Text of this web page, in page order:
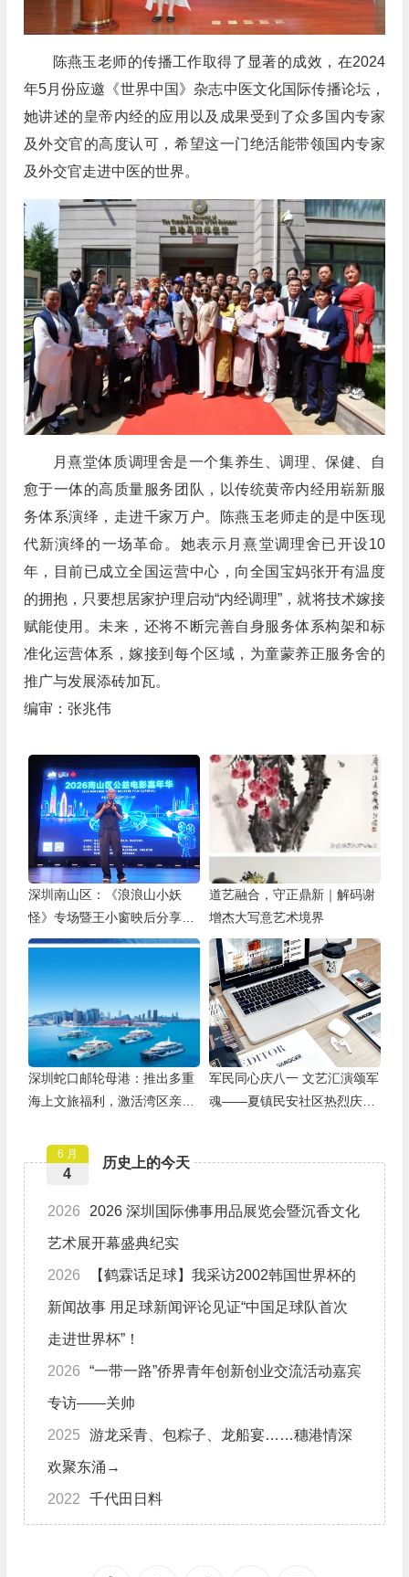
陈燕玉老师的传播工作取得了显著的成效，在2024
年5月份应邀《世界中国》杂志中医文化国际传播论坛，
她讲述的皇帝内经的应用以及成果受到了众多国内专家
及外交官的高度认可，希望这一门绝活能带领国内专家
及外交官走进中医的世界。
月熹堂体质调理舍是一个集养生、调理、保健、自
愈于一体的高质量服务团队，以传统黄帝内经用崭新服
务体系演绎，走进千家万户。陈燕玉老师走的是中医现
代新演绎的一场革命。她表示月熹堂调理舍已开设10
年，目前已成立全国运营中心，向全国宝妈张开有温度
的拥抱，只要想居家护理启动“内经调理”，就将技术嫁接
赋能使用。未来，还将不断完善自身服务体系构架和标
准化运营体系，嫁接到每个区域，为童蒙养正服务舍的
推广与发展添砖加瓦。
编审：张兆伟
深圳南山区：《浪浪山小妖
怪》专场暨王小窗映后分享会
举办
道艺融合，守正鼎新｜解码谢
增杰大写意艺术境界
深圳蛇口邮轮母港：推出多重
海上文旅福利，激活湾区亲子
军民同心庆八一 文艺汇演颂军
魂——夏镇民安社区热烈庆祝
历史上的今天
6 月
4
2026 2026 深圳国际佛事用品展览会暨沉香文化
艺术展开幕盛典纪实
2026 【鹤霖话足球】我采访2002韩国世界杯的
新闻故事 用足球新闻评论见证“中国足球队首次
走进世界杯”！
2026 “一带一路”侨界青年创新创业交流活动嘉宾
专访——关帅
2025 游龙采青、包粽子、龙船宴……穗港情深
欢聚东涌→
2022 千代田日料